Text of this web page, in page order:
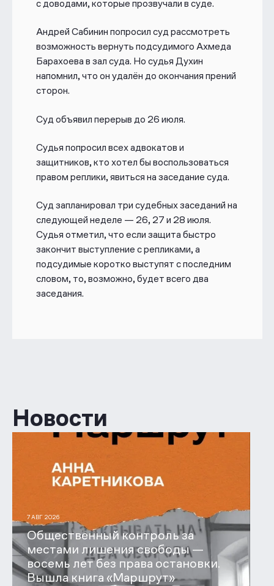
с доводами, которые прозвучали в суде.
Андрей Сабинин попросил суд рассмотреть
возможность вернуть подсудимого Ахмеда
Барахоева в зал суда. Но судья Духин
напомнил, что он удалён до окончания прений
сторон.
Суд объявил перерыв до 26 июля.
Судья попросил всех адвокатов и
защитников, кто хотел бы воспользоваться
правом реплики, явиться на заседание суда.
Суд запланировал три судебных заседаний на
следующей неделе — 26, 27 и 28 июля.
Судья отметил, что если защита быстро
закончит выступление с репликами, а
подсудимые коротко выступят с последним
словом, то, возможно, будет всего два
заседания.
Новости
7 АВГ 2026
Общественный контроль за
местами лишения свободы —
восемь лет без права остановки.
Вышла книга «Маршрут»